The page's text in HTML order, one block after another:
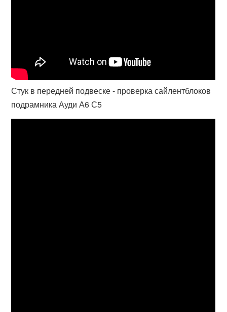
Стук в передней подвеске - проверка сайлентблоков
подрамника Ауди А6 С5